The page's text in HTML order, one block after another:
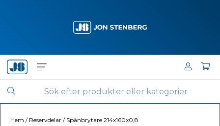
Hem / Reservdelar / Spånbrytare 214x160x0,8